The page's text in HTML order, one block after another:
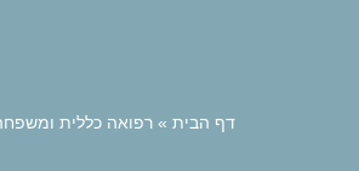
דף הבית » רפואה כללית